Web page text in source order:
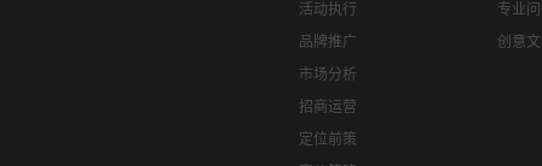
活动执行
品牌推广
市场分析
招商运营
定位前策
专业
创意